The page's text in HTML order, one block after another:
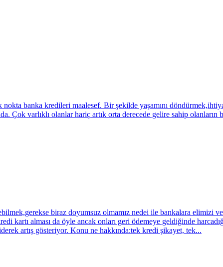
banka kredileri maalesef. Bir şekilde yaşamını
Çok varlıklı olanlar hariç artık orta derecede gelire sahip
biraz doyumsuz olmamız nedei ile bankalara elimizi
kartı alması da öyle ancak onları geri ödemeye geldiğinde
artış gösteriyor. Konu ne hakkında:tek kredi şikayet, tek...